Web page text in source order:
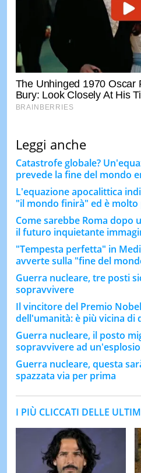
Leggi anche
Catastrofe globale?
prevede la fine del mondo
L'equazione apocalittica
"il mondo finirà" ed è molto
Come sarebbe Roma dopo
il futuro inquietante
"Tempesta perfetta" in
avverte sulla "fine del
Guerra nucleare, tre posti
sopravvivere
Il vincitore del Premio
dell'umanità: è più vicina di
Guerra nucleare, il posto
sopravvivere ad
Guerra nucleare, questa
spazzata via per prima
I PIÙ CLICCATI DELLE